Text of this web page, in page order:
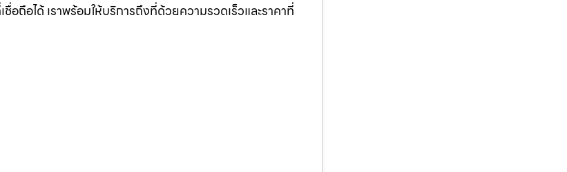
ชื่อถือได้ เราพร้อมให้บริการถึงที่ด้วยความรวดเร็วและราคาที่